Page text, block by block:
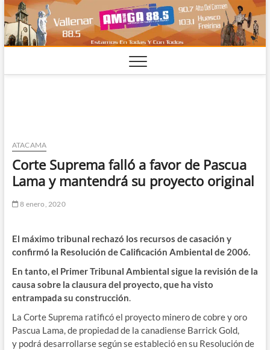
Saltar
al
contenido
ATACAMA
Corte Suprema falló a favor de Pascua
Lama y mantendrá su proyecto original
8 enero, 2020
El máximo tribunal rechazó los recursos de casación y
confirmó la Resolución de Calificación Ambiental de 2006.
En tanto, el Primer Tribunal Ambiental sigue la revisión de la
causa sobre la clausura del proyecto, que ha visto
entrampada su construcción.
La Corte Suprema ratificó el proyecto minero de cobre y oro
Pascua Lama, de propiedad de la canadiense Barrick Gold,
y podrá desarrollarse según se estableció en su Resolución de